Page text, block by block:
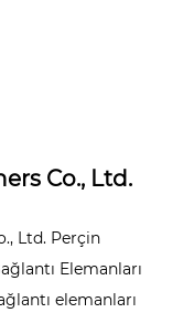
Co., Ltd.
Ltd. Perçin
Elemanları
elemanları